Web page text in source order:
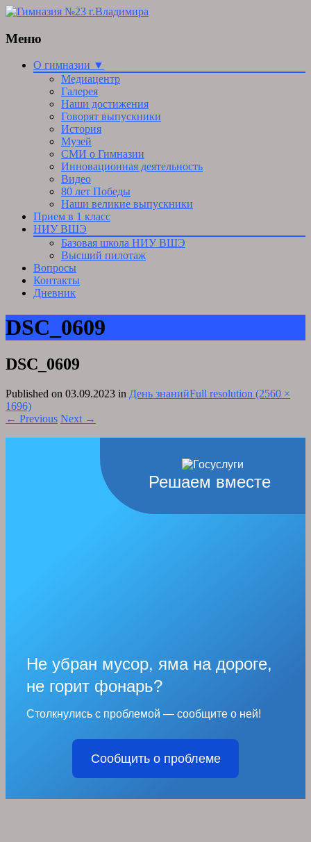
Меню
Skip
О гимназии ▼
Медиацентр
Галерея
Наши достижения
Говорят выпускники
История
Музей
СМИ о Гимназии
Инновационная деятельность
Видео
80 лет Победы
Наши великие выпускники
Прием в 1 класс
НИУ ВШЭ
Базовая школа НИУ ВШЭ
Высший пилотаж
Вопросы
Контакты
Дневник
DSC_0609
DSC_0609
Published on 03.09.2023 in День знанийFull resolution (2560 ×
1696)
← Previous Next →
Решаем вместе
Не убран мусор, яма на дороге,
не горит фонарь?
Столкнулись с проблемой — сообщите о ней!
Сообщить о проблеме